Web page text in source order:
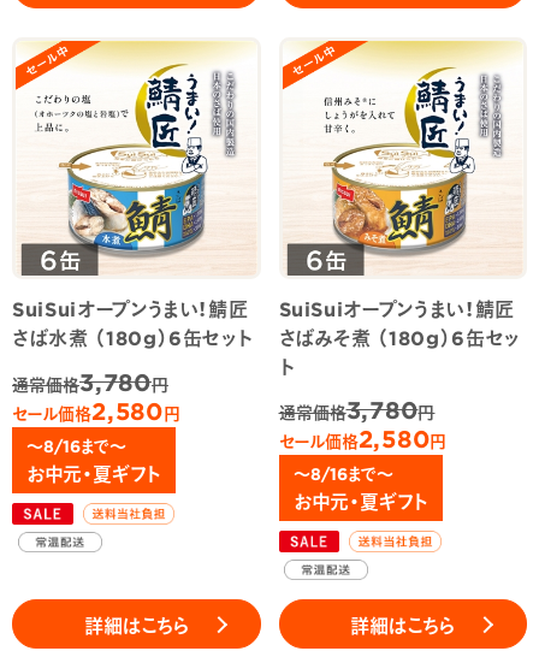
SuiSuiオープンうまい！鯖匠
さば水煮 （180g）6缶セット
通常価格3,780円
セール価格2,580円
～8/16まで～
お中元・夏ギフト
詳細はこちら
SuiSuiオープンうまい！鯖匠
さばみそ煮 （180g）6缶セッ
ト
通常価格3,780円
セール価格2,580円
～8/16まで～
お中元・夏ギフト
詳細はこちら